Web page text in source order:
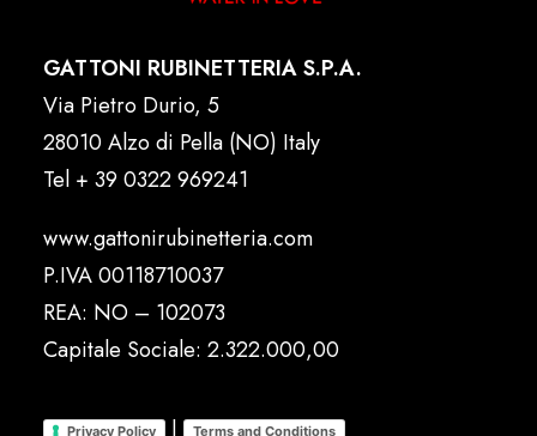
GATTONI RUBINETTERIA S.P.A.
Via Pietro Durio, 5
28010 Alzo di Pella (NO) Italy
Tel + 39 0322 969241
www.gattonirubinetteria.com
P.IVA 00118710037
REA: NO – 102073
Capitale Sociale: 2.322.000,00
Privacy Policy Terms and Conditions